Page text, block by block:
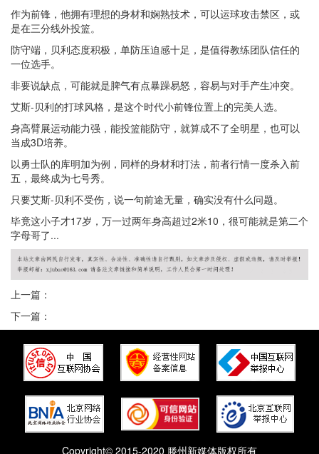
作为前锋，他拥有理想的身材和娴熟技术，可以运球攻击禁区，或
是在三分线外投篮。
防守端，贝利态度积极，单防压迫感十足，是值得教练团队信任的
一位选手。
非要说缺点，可能就是脾气有点暴躁易怒，容易与对手产生冲突。
艾斯-贝利的打球风格，是这个时代小前锋位置上的完美人选。
身高臂展运动能力强，能投篮能防守，就算成不了全明星，也可以
当成3D培养。
以勇士队的库明加为例，同样的身材和打法，前者行情一度杀入前
五，最终成为七号秀。
只要艾斯-贝利不受伤，说一句前途无量，确实没有什么问题。
毕竟这小子才17岁，万一过两年身高超过2米10，很可能就是第二个
字母哥了...
上一篇：
下一篇：
Copyright© 2015-2020 滕州新媒体版权所有